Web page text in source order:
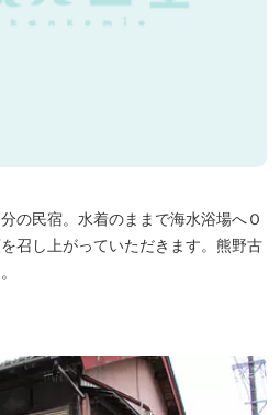
の民宿。水着のままで海水浴場へＯ
召し上がっていただきます。熊野古